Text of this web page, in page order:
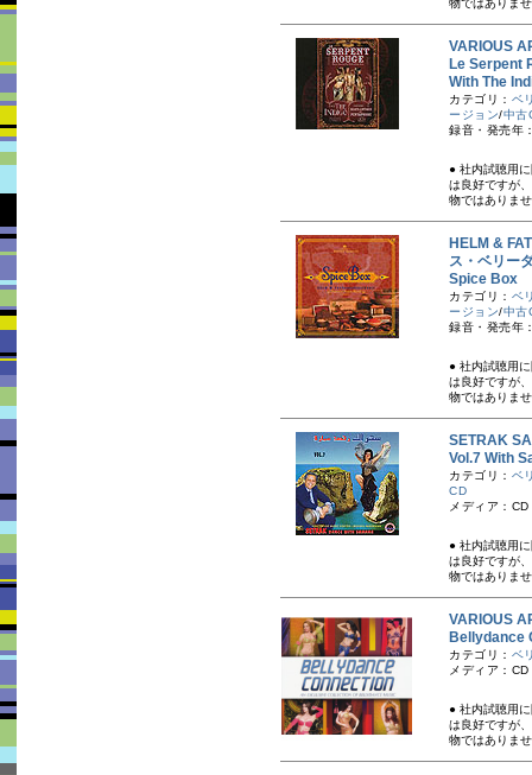
物ではありま
VARIOUS
Le Serpent
With The
カテゴリ： ベ
ージョン/中古
録音・発売年
● 社内試聴用
は良好ですが
物ではありま
HELM &
ス・ベリー
Spice Box
カテゴリ： ベ
ージョン/中古
録音・発売年
● 社内試聴用
は良好ですが
物ではありま
SETRAK
Vol.7 With
カテゴリ： ベ
CD
メディア：CD
● 社内試聴用
は良好ですが
物ではありま
VARIOUS
Bellydance
カテゴリ： ベ
メディア：CD
● 社内試聴用
は良好ですが
物ではありま